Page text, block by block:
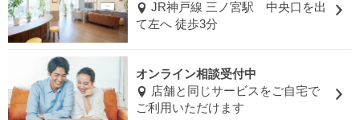
JR神戸線 三ノ宮駅 中央口を出
て左へ 徒歩3分
オンライン相談受付中
店舗と同じサービスをご自宅で
ご利用いただけます